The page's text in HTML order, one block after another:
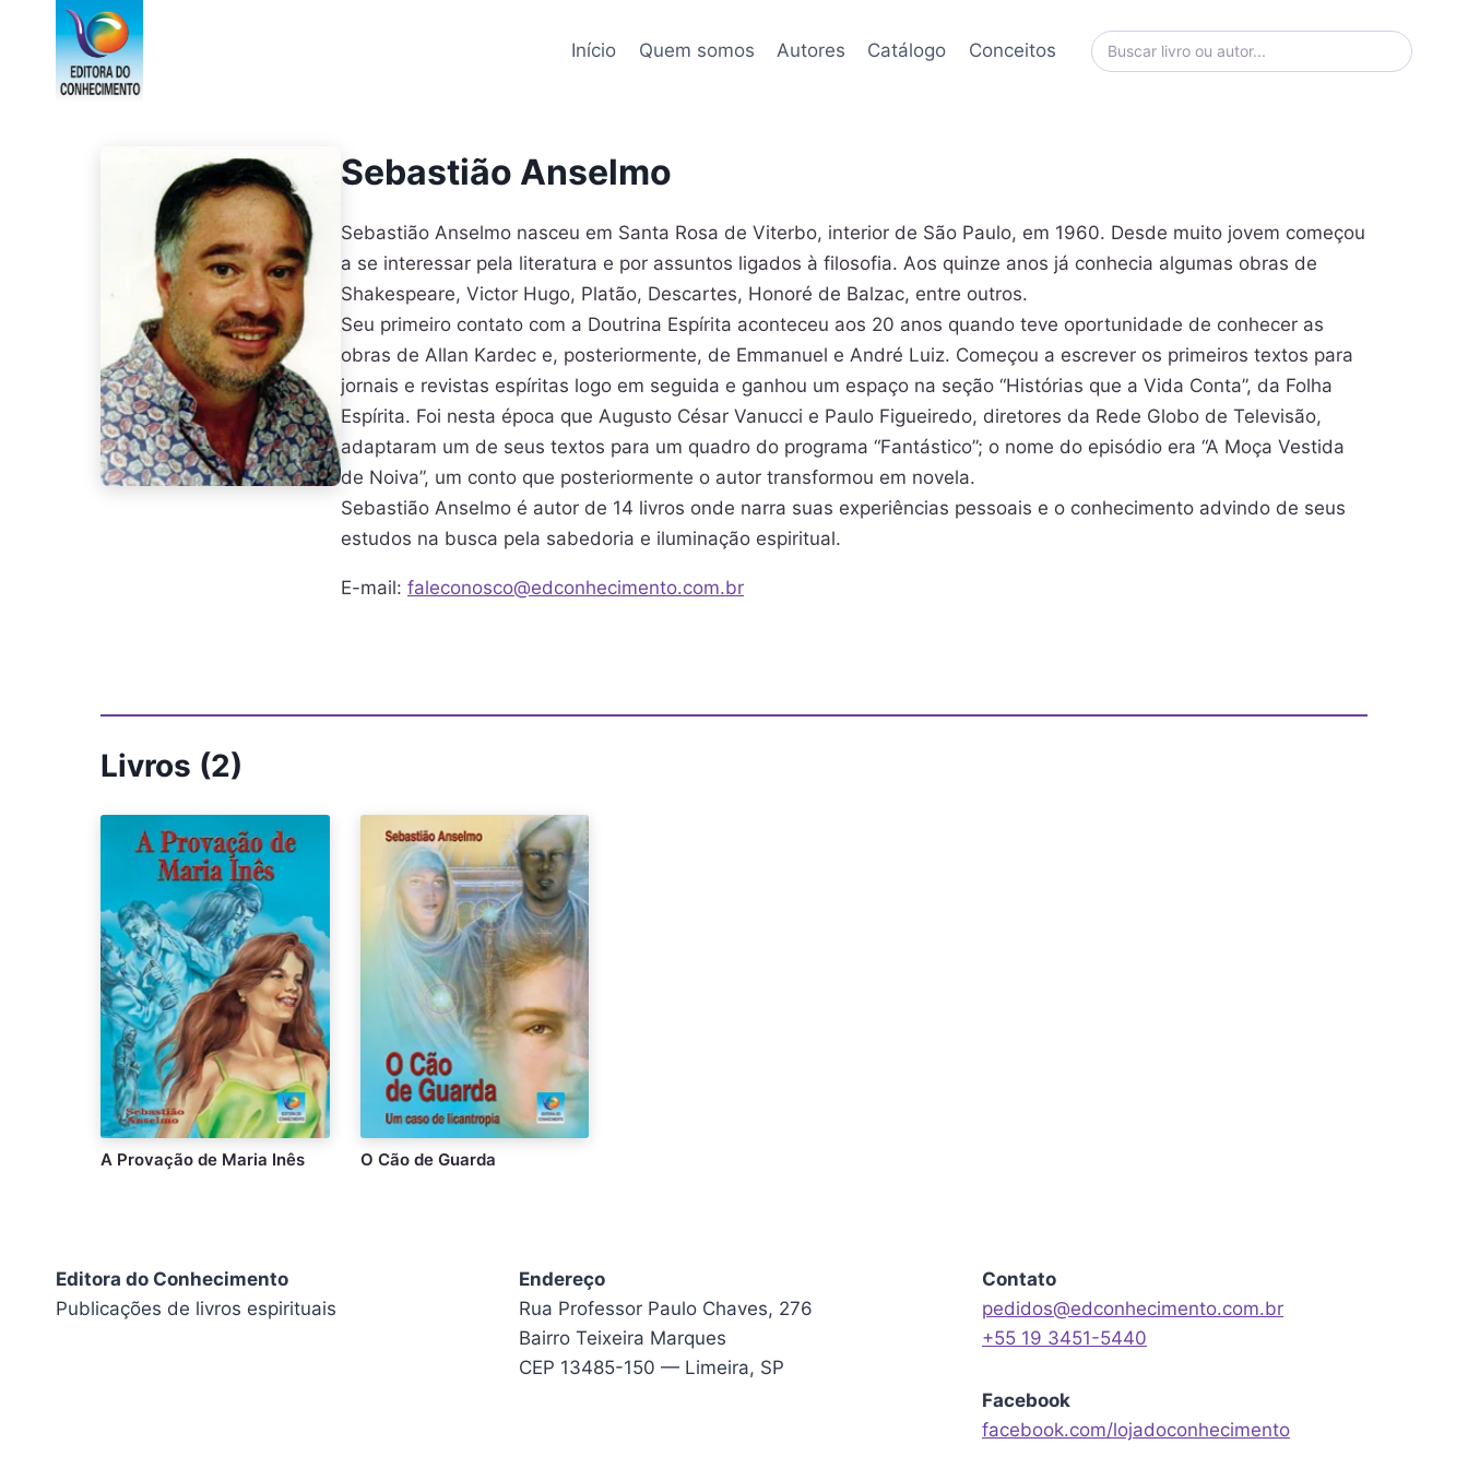
Conteúdo
Início Quem somos Autores Catálogo Conceitos
Sebastião Anselmo
Sebastião Anselmo nasceu em Santa Rosa de Viterbo, interior de São Paulo, em 1960. Desde muito jovem começou
a se interessar pela literatura e por assuntos ligados à filosofia. Aos quinze anos já conhecia algumas obras de
Shakespeare, Victor Hugo, Platão, Descartes, Honoré de Balzac, entre outros.
Seu primeiro contato com a Doutrina Espírita aconteceu aos 20 anos quando teve oportunidade de conhecer as
obras de Allan Kardec e, posteriormente, de Emmanuel e André Luiz. Começou a escrever os primeiros textos para
jornais e revistas espíritas logo em seguida e ganhou um espaço na seção “Histórias que a Vida Conta”, da Folha
Espírita. Foi nesta época que Augusto César Vanucci e Paulo Figueiredo, diretores da Rede Globo de Televisão,
adaptaram um de seus textos para um quadro do programa “Fantástico”; o nome do episódio era “A Moça Vestida
de Noiva”, um conto que posteriormente o autor transformou em novela.
Sebastião Anselmo é autor de 14 livros onde narra suas experiências pessoais e o conhecimento advindo de seus
estudos na busca pela sabedoria e iluminação espiritual.
E-mail: faleconosco@edconhecimento.com.br
Livros (2)
A Provação de Maria Inês O Cão de Guarda
Editora do Conhecimento
Publicações de livros espirituais
Endereço
Rua Professor Paulo Chaves, 276
Bairro Teixeira Marques
CEP 13485-150 — Limeira, SP
Contato
pedidos@edconhecimento.com.br
+55 19 3451-5440
Facebook
facebook.com/lojadoconhecimento